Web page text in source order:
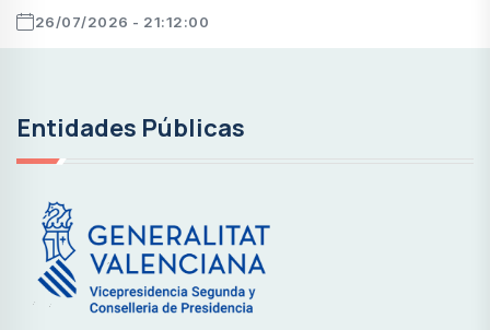
26/07/2026 - 21:12:00
Entidades Públicas